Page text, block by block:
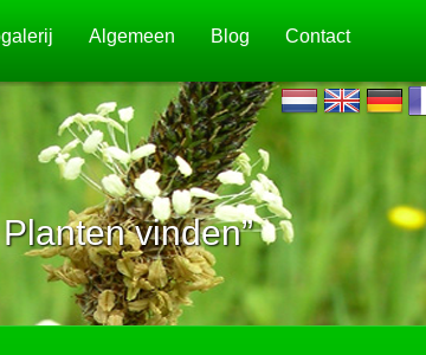
Algemeen Blog Contact
vinden”